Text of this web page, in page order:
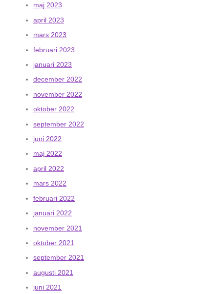
maj 2023
april 2023
mars 2023
februari 2023
januari 2023
december 2022
november 2022
oktober 2022
september 2022
juni 2022
maj 2022
april 2022
mars 2022
februari 2022
januari 2022
november 2021
oktober 2021
september 2021
augusti 2021
juni 2021